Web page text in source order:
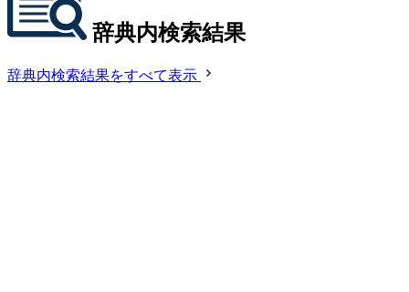
辞典内検索結果
辞典内検索結果をすべて表示